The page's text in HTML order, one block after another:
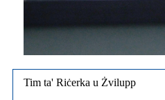
Tim ta' Riċerka u Żvilupp